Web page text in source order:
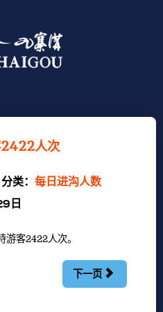
2422人次
分类： 每日进沟人数
日
客2422人次。
下一页